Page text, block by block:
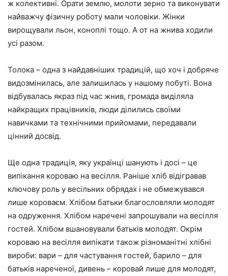
ж колективні. Орати землю, молоти зерно та виконувати
найважчу фізичну роботу мали чоловіки. Жінки
вирощували льон, коноплі тощо. А от на жнива ходили
усі разом.
Толока – одна з найдавніших традицій, що хоч і добряче
видозмінилась, але залишилась у нашому побуті. Вона
відбувалась якраз під час жнив, громада виділяла
найкращих працівників, люди ділились своїми
навичками та технічними прийомами, передавали
цінний досвід.
Ще одна традиція, яку українці шанують і досі – це
випікання короваю на весілля. Раніше хліб відігравав
ключову роль у весільних обрядах і не обмежувався
лише короваєм. Хлібом батьки благословляли молодят
на одруження. Хлібом наречені запрошували на весілля
гостей. Хлібом вшановували батьків молодят. Окрім
короваю на весілля випікати також різноманітні хлібні
вироби: вари – для частування гостей, барило – для
батьків нареченої, дивень – коровай лише для молодят,